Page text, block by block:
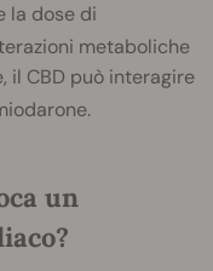
la dose di
metaboliche
il CBD può interagire
un